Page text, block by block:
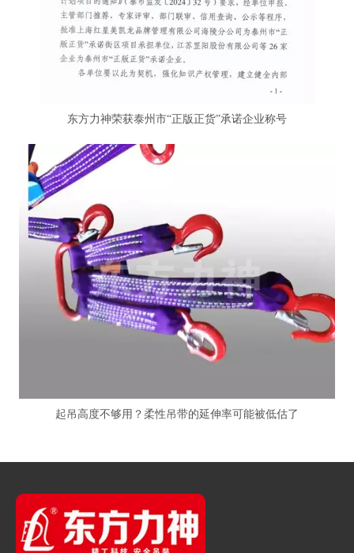
东方力神荣获泰州市“正版正货”承诺企业称号
起吊高度不够用？柔性吊带的延伸率可能被低估了